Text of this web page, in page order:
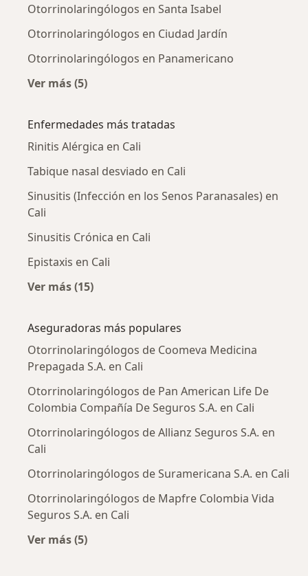
Otorrinolaringólogos en Santa Isabel
Otorrinolaringólogos en Ciudad Jardín
Otorrinolaringólogos en Panamericano
Ver más (5)
Enfermedades más tratadas
Rinitis Alérgica en Cali
Tabique nasal desviado en Cali
Sinusitis (Infección en los Senos Paranasales) en
Cali
Sinusitis Crónica en Cali
Epistaxis en Cali
Ver más (15)
Aseguradoras más populares
Otorrinolaringólogos de Coomeva Medicina
Prepagada S.A. en Cali
Otorrinolaringólogos de Pan American Life De
Colombia Compañía De Seguros S.A. en Cali
Otorrinolaringólogos de Allianz Seguros S.A. en
Cali
Otorrinolaringólogos de Suramericana S.A. en Cali
Otorrinolaringólogos de Mapfre Colombia Vida
Seguros S.A. en Cali
Ver más (5)